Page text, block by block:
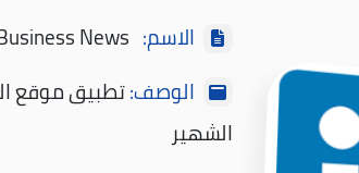
الاسم: News
الوصف:تطبيق موقع
الشهير